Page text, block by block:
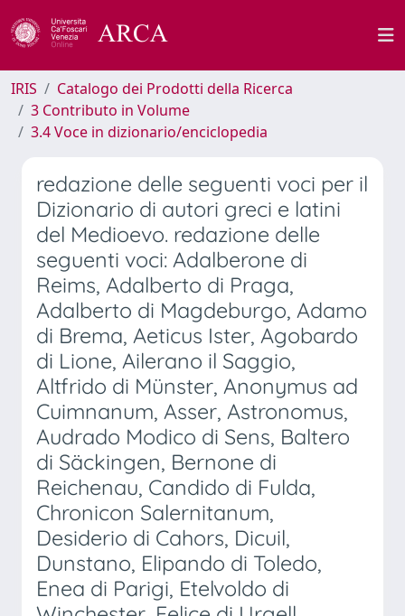
IRIS
Catalogo dei Prodotti della Ricerca
3 Contributo in Volume
3.4 Voce in dizionario/enciclopedia
redazione delle seguenti voci per il
Dizionario di autori greci e latini
del Medioevo. redazione delle
seguenti voci: Adalberone di
Reims, Adalberto di Praga,
Adalberto di Magdeburgo, Adamo
di Brema, Aeticus Ister, Agobardo
di Lione, Ailerano il Saggio,
Altfrido di Münster, Anonymus ad
Cuimnanum, Asser, Astronomus,
Audrado Modico di Sens, Baltero
di Säckingen, Bernone di
Reichenau, Candido di Fulda,
Chronicon Salernitanum,
Desiderio di Cahors, Dicuil,
Dunstano, Elipando di Toledo,
Enea di Parigi, Etelvoldo di